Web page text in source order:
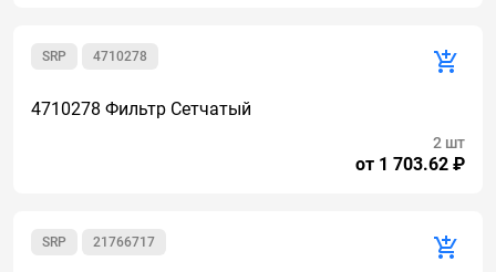
4710278
SRP
4710278 Фильтр Сетчатый
от 1 703.62 ₽
2 шт
21766717
SRP